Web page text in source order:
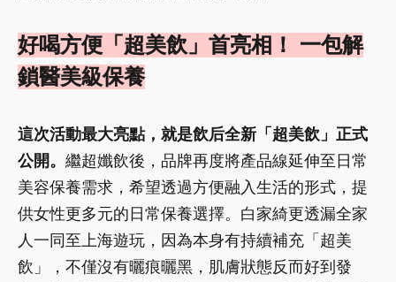
好喝方便「超美飲」首亮相！ 一包解
鎖醫美級保養
這次活動最大亮點，就是飲后全新「超美飲」正式
公開。 繼超孅飲後，品牌再度將產品線延伸至日常
美容保養需求，希望透過方便融入生活的形式，提
供女性更多元的日常保養選擇。白家綺更透漏全家
人一同至上海遊玩，因為本身有持續補充「超美
飲」，不僅沒有曬痕曬黑，肌膚狀態反而好到發